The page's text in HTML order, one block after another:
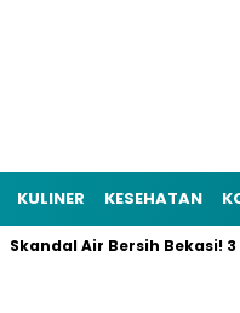
KULINER KESEHATAN
Skandal Air Bersih Bekasi! 3